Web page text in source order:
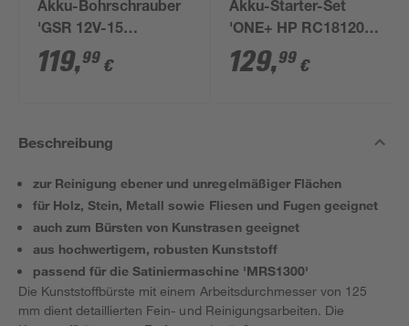
Akku-Bohrschrauber
'GSR 12V-15
Professional' mit 2
Akkus, Tasche und
119,99 €
Akku-Starter-Set
'ONE+ HP RC18120-
150X' 18 V 5,0 Ah mit
Akku und Ladegerät
129,99 €
Beschreibung
zur Reinigung ebener und unregelmäßiger Flächen
für Holz, Stein, Metall sowie Fliesen und Fugen geeignet
auch zum Bürsten von Kunstrasen geeignet
aus hochwertigem, robusten Kunststoff
passend für die Satiniermaschine 'MRS1300'
Die Kunststoffbürste mit einem Arbeitsdurchmesser von 125
mm dient detaillierten Fein- und Reinigungsarbeiten. Die